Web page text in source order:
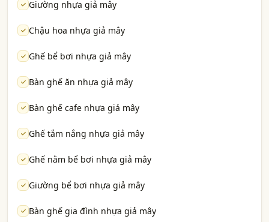
Giường nhựa giả mây
Chậu hoa nhựa giả mây
Ghế bể bơi nhựa giả mây
Bàn ghế ăn nhựa giả mây
Bàn ghế cafe nhựa giả mây
Ghế tắm nắng nhựa giả mây
Ghế nằm bể bơi nhựa giả mây
Giường bể bơi nhựa giả mây
Bàn ghế gia đình nhựa giả mây